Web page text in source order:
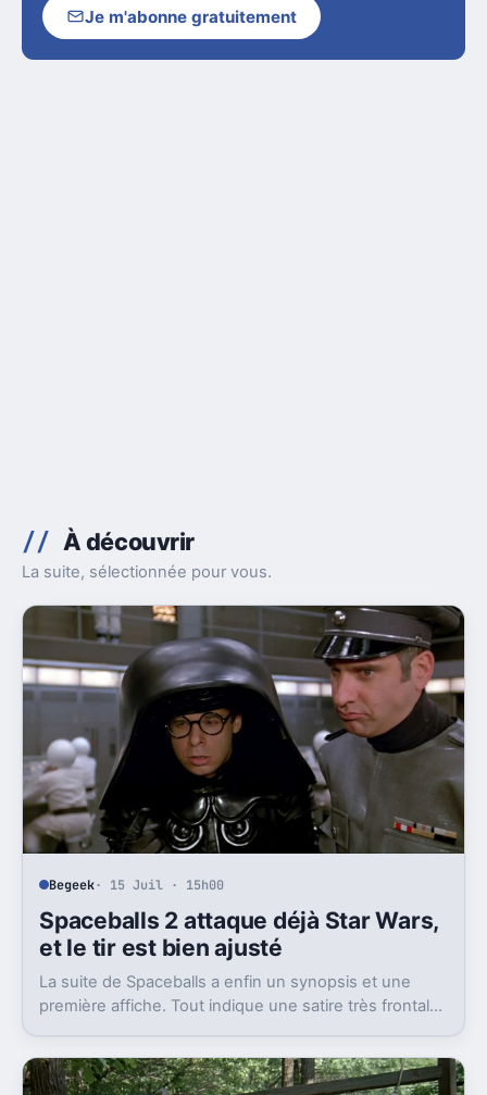
Je m'abonne gratuitement
À découvrir
La suite, sélectionnée pour vous.
Begeek· 15 Juil · 15h00
Spaceballs 2 attaque déjà Star Wars,
et le tir est bien ajusté
La suite de Spaceballs a enfin un synopsis et une
première affiche. Tout indique une satire très frontale